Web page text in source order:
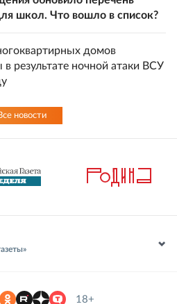
школ. Что вошло в список?
домов
результате ночной атаки ВСУ
новости
18+